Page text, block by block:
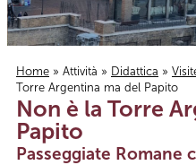
Tu sei qui
Home » Attività » Didattica »
Torre Argentina ma del Papito
Non è la Torre
Papito
Passeggiate Romane